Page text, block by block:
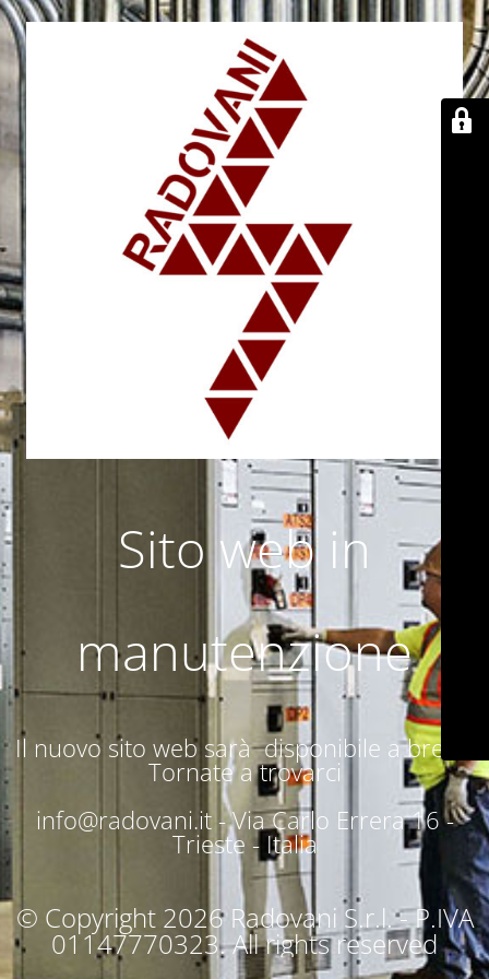
Sito web in
manutenzione
Il nuovo sito web sarà disponibile a breve.
Tornate a trovarci
info@radovani.it -Via Carlo Errera 16 -
Trieste - Italia
© Copyright 2026 Radovani S.r.l. - P.IVA
01147770323. All rights reserved